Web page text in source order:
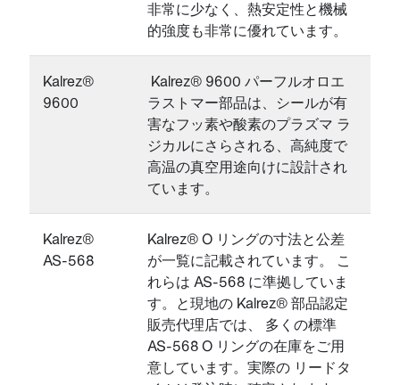
非常に少なく、熱安定性と機械
的強度も非常に優れています。
Kalrez®
9600
Kalrez® 9600 パーフルオロエ
ラストマー部品は、シールが有
害なフッ素や酸素のプラズマ ラ
ジカルにさらされる、高純度で
高温の真空用途向けに設計され
ています。
Kalrez®
AS-568
Kalrez® O リングの寸法と公差
が一覧に記載されています。 こ
れらは AS-568 に準拠していま
す。と現地の Kalrez® 部品認定
販売代理店では、 多くの標準
AS-568 O リングの在庫をご用
意しています。実際の リードタ